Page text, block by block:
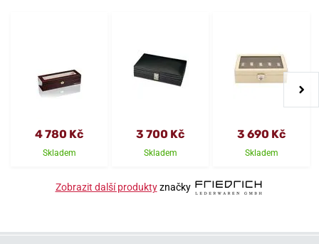
4 780 Kč
Skladem
3 700 Kč
Skladem
3 690 Kč
Skladem
Zobrazit další produktyznačky